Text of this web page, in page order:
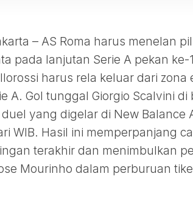
– AS Roma harus menelan
pada lanjutan Serie A pekan ke-
harus rela keluar dari zona
A. Gol tunggal Giorgio Scalvini di
yang digelar di New Balance
WIB. Hasil ini memperpanjang
terakhir dan menimbulkan
Mourinho dalam perburuan